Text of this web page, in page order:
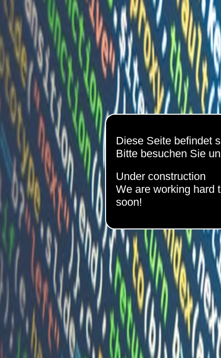
Diese Seite befindet
Bitte besuchen Sie
Under construction
We are working hard
soon!